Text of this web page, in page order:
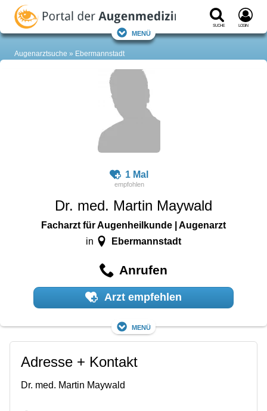
Suche Login
Menü
Augenarztsuche Ebermannstadt
1 Mal
Dr. med. Martin Maywald
Facharzt für Augenheilkunde | Augenarzt
in Ebermannstadt
Anrufen
Arzt empfehlen
Menü
Adresse + Kontakt
Dr. med. Martin Maywald